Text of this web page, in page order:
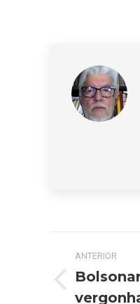
de
ANTERIOR